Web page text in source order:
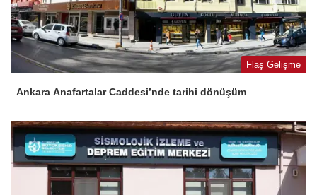
Flaş Gelişme
Ankara Anafartalar Caddesi’nde tarihi dönüşüm